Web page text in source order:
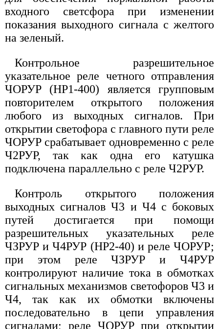
входного светсфора при изменении
показания выходного сигнала с желтого
на зеленый.
Контрольное разрешительное
указательное реле четного отправления
ЧОРУР (НР1-400) является групповым
повторителем открытого положения
любого из выходных сигналов. При
открытии светофора с главного пути реле
ЧОРУР срабатывает одновременно с реле
Ч2РУР, так как одна его катушка
подключена параллельно с реле Ч2РУР.
Контроль открытого положения
выходных сигналов Ч3 и Ч4 с боковых
путей достигается при помощи
разрешительных указательных реле
ЧЗРУР и Ч4РУР (НР2-40) и реле ЧОРУР;
при этом реле ЧЗРУР и Ч4РУР
контролируют наличие тока в обмотках
сигнальных механизмов светофоров Ч3 и
Ч4, так как их обмотки включены
последовательно в цепи управления
сигналами; реле ЧОРУР при открытии